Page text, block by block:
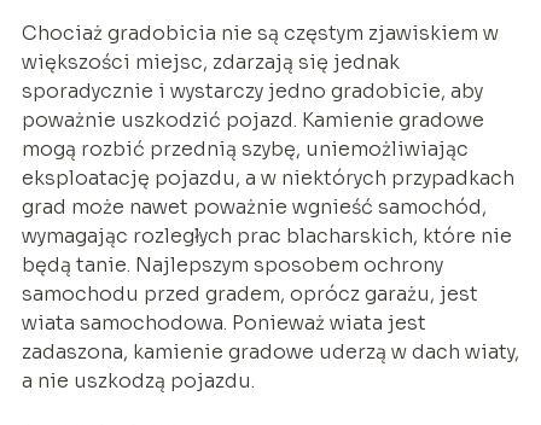
Chociaż gradobicia nie są częstym zjawiskiem w
większości miejsc, zdarzają się jednak
sporadycznie i wystarczy jedno gradobicie, aby
poważnie uszkodzić pojazd. Kamienie gradowe
mogą rozbić przednią szybę, uniemożliwiając
eksploatację pojazdu, a w niektórych przypadkach
grad może nawet poważnie wgnieść samochód,
wymagając rozległych prac blacharskich, które nie
będą tanie. Najlepszym sposobem ochrony
samochodu przed gradem, oprócz garażu, jest
wiata samochodowa. Ponieważ wiata jest
zadaszona, kamienie gradowe uderzą w dach wiaty,
a nie uszkodzą pojazdu.